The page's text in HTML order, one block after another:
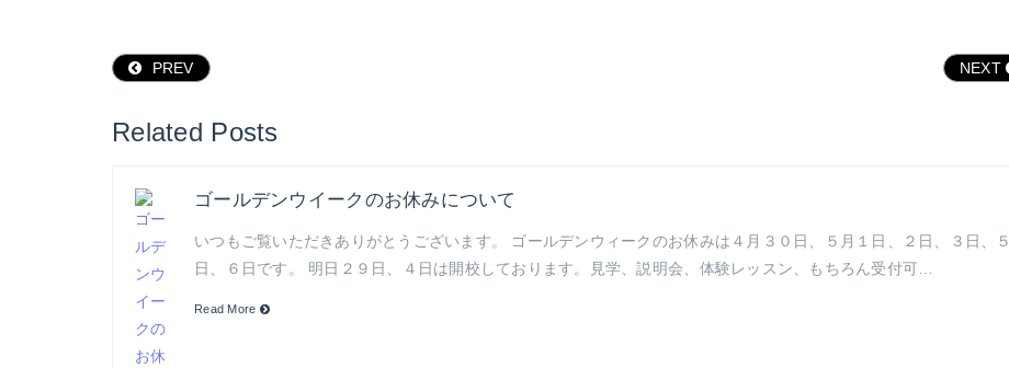
PREV NEXT
Related Posts
ゴールデンウイークのお休みについて
いつもご覧いただきありがとうございます。 ゴールデンウィークのお休みは４月３０日、５月１日、２日、３日、５
日、６日です。 明日２９日、４日は開校しております。見学、説明会、体験レッスン、もちろん受付可…
Read More